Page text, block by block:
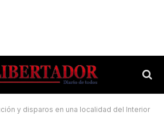
y disparos en una localidad del Interior